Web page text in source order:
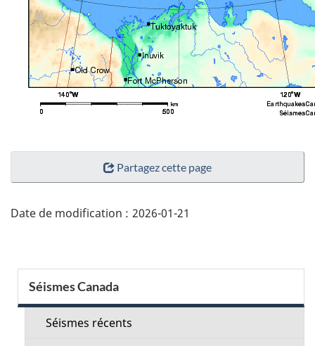
"Détails
page"
Partagez cette page
Date de modification : 2026-01-21
Menu
de
Séismes Canada
Séismes récents